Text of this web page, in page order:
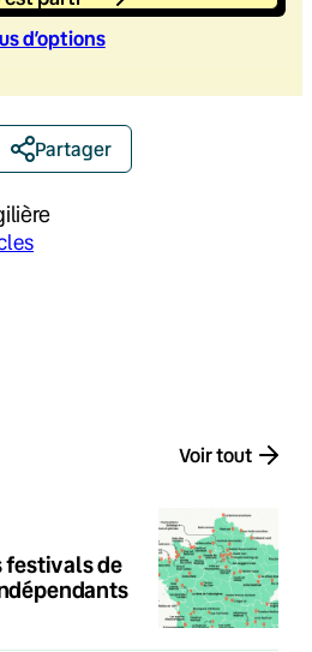
d’options
Partager
Voir tout
festivals de